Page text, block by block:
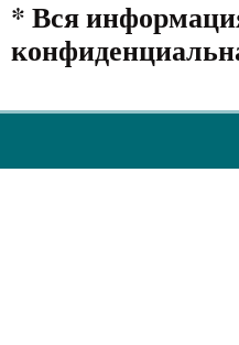
* Вся